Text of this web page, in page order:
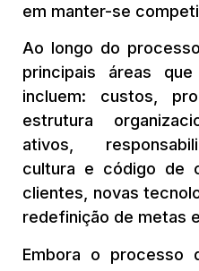
em manter-se
Ao longo do
principais áreas
incluem: custos,
estrutura
ativos,
cultura e código de
clientes, novas
redefinição de metas
Embora o processo